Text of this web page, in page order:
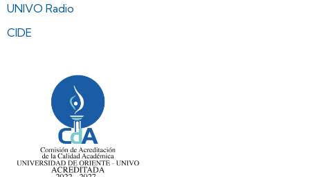
UNIVO Radio
CIDE